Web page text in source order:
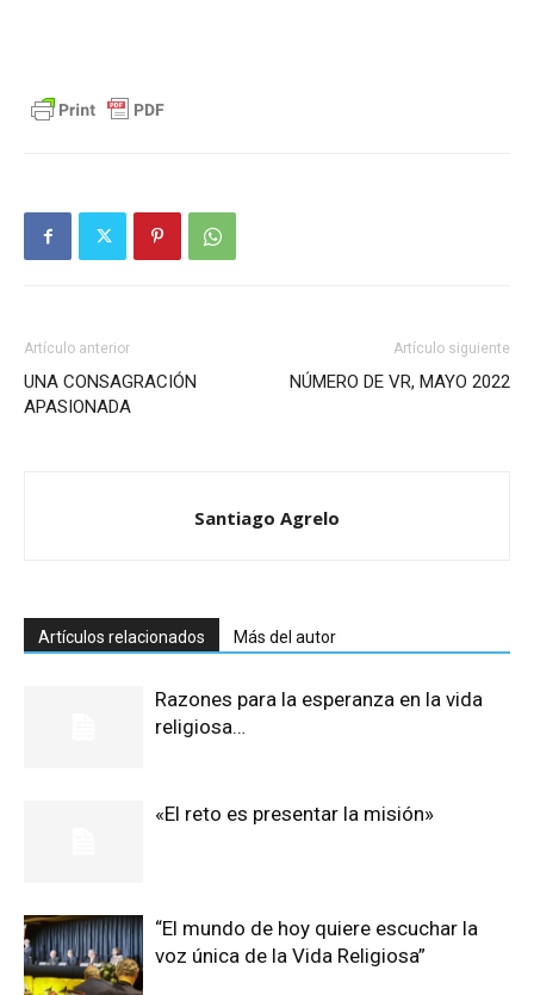
Artículo anterior
UNA CONSAGRACIÓN
APASIONADA
Artículo siguiente
NÚMERO DE VR, MAYO 2022
Santiago Agrelo
Artículos relacionados Más del autor
Razones para la esperanza en la vida
religiosa…
«El reto es presentar la misión»
“El mundo de hoy quiere escuchar la
voz única de la Vida Religiosa”